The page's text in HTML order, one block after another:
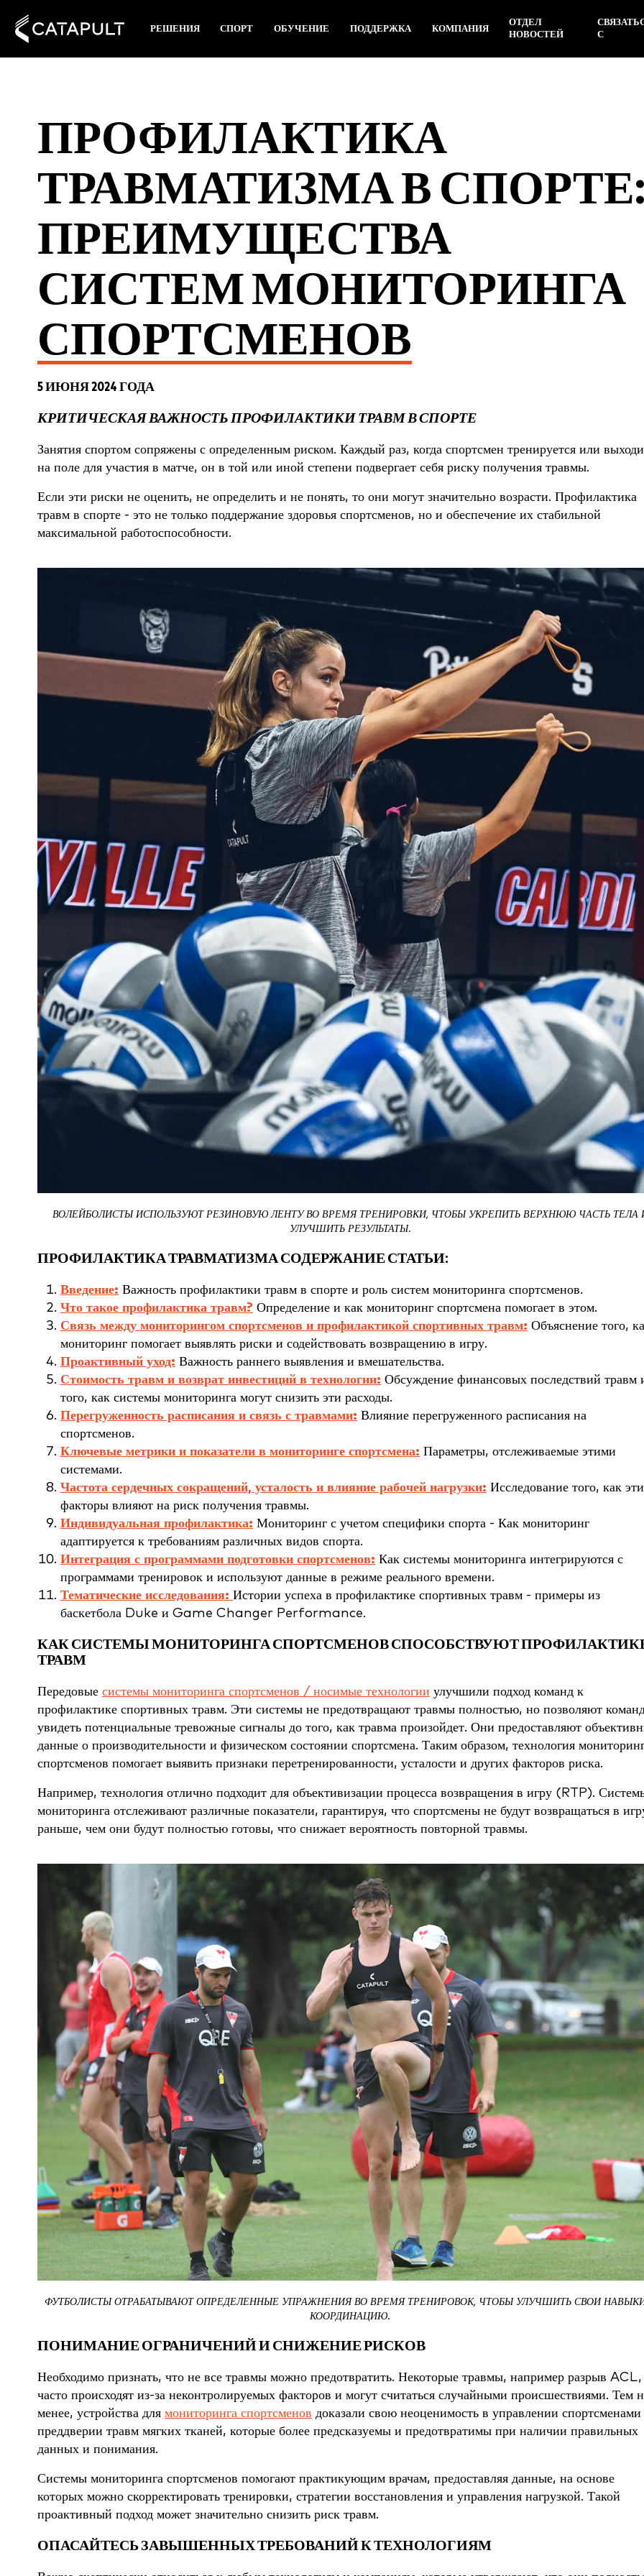
РЕШЕНИЯ СПОРТ ОБУЧЕНИЕ ПОДДЕРЖКА КОМПАНИЯ
ОТДЕЛ
НОВОСТЕЙ
С
ПРОФИЛАКТИКА
ТРАВМАТИЗМА В
ПРЕИМУЩЕСТВА
СИСТЕМ МОНИТОРИНГА
СПОРТСМЕНОВ
5 ИЮНЯ 2024 ГОДА
КРИТИЧЕСКАЯ ВАЖНОСТЬ ПРОФИЛАКТИКИ ТРАВМ В СПОРТЕ
Занятия спортом сопряжены с определенным риском. Каждый раз, когда спортсмен тренируется или
на поле для участия в матче, он в той или иной степени подвергает себя риску получения травмы.
Если эти риски не оценить, не определить и не понять, то они могут значительно возрасти. Профилактика
травм в спорте - это не только поддержание здоровья спортсменов, но и обеспечение их стабильной
максимальной работоспособности.
ВОЛЕЙБОЛИСТЫ ИСПОЛЬЗУЮТ РЕЗИНОВУЮ ЛЕНТУ ВО ВРЕМЯ ТРЕНИРОВКИ, ЧТОБЫ УКРЕПИТЬ ВЕРХНЮЮ ЧАСТЬ ТЕЛА
УЛУЧШИТЬ РЕЗУЛЬТАТЫ.
ПРОФИЛАКТИКА ТРАВМАТИЗМА СОДЕРЖАНИЕ СТАТЬИ:
Введение: Важность профилактики травм в спорте и роль систем мониторинга спортсменов.
Что такое профилактика травм? Определение и как мониторинг спортсмена помогает в этом.
Связь между мониторингом спортсменов и профилактикой спортивных травм: Объяснение того,
мониторинг помогает выявлять риски и содействовать возвращению в игру.
Проактивный уход: Важность раннего выявления и вмешательства.
Стоимость травм и возврат инвестиций в технологии: Обсуждение финансовых последствий травм
того, как системы мониторинга могут снизить эти расходы.
Перегруженность расписания и связь с травмами: Влияние перегруженного расписания на
спортсменов.
Ключевые метрики и показатели в мониторинге спортсмена: Параметры, отслеживаемые этими
системами.
Частота сердечных сокращений, усталость и влияние рабочей нагрузки: Исследование того, как эти
факторы влияют на риск получения травмы.
Индивидуальная профилактика: Мониторинг с учетом специфики спорта - Как мониторинг
адаптируется к требованиям различных видов спорта.
Интеграция с программами подготовки спортсменов: Как системы мониторинга интегрируются с
программами тренировок и используют данные в режиме реального времени.
Тематические исследования: Истории успеха в профилактике спортивных травм - примеры из
баскетбола Duke и Game Changer Performance.
КАК СИСТЕМЫ МОНИТОРИНГА СПОРТСМЕНОВ СПОСОБСТВУЮТ
ТРАВМ
Передовые системы мониторинга спортсменов / носимые технологии улучшили подход команд к
профилактике спортивных травм. Эти системы не предотвращают травмы полностью, но позволяют
увидеть потенциальные тревожные сигналы до того, как травма произойдет. Они предоставляют
данные о производительности и физическом состоянии спортсмена. Таким образом, технология
спортсменов помогает выявить признаки перетренированности, усталости и других факторов риска.
Например, технология отлично подходит для объективизации процесса возвращения в игру (RTP).
мониторинга отслеживают различные показатели, гарантируя, что спортсмены не будут возвращаться в
раньше, чем они будут полностью готовы, что снижает вероятность повторной травмы.
ФУТБОЛИСТЫ ОТРАБАТЫВАЮТ ОПРЕДЕЛЕННЫЕ УПРАЖНЕНИЯ ВО ВРЕМЯ ТРЕНИРОВОК, ЧТОБЫ УЛУЧШИТЬ СВОИ
КООРДИНАЦИЮ.
ПОНИМАНИЕ ОГРАНИЧЕНИЙ И СНИЖЕНИЕ РИСКОВ
Необходимо признать, что не все травмы можно предотвратить. Некоторые травмы, например разрыв ACL,
часто происходят из-за неконтролируемых факторов и могут считаться случайными происшествиями. Тем
менее, устройства для мониторинга спортсменов доказали свою неоценимость в управлении спортсменами
преддверии травм мягких тканей, которые более предсказуемы и предотвратимы при наличии правильных
данных и понимания.
Системы мониторинга спортсменов помогают практикующим врачам, предоставляя данные, на основе
которых можно скорректировать тренировки, стратегии восстановления и управления нагрузкой. Такой
проактивный подход может значительно снизить риск травм.
ОПАСАЙТЕСЬ ЗАВЫШЕННЫХ ТРЕБОВАНИЙ К ТЕХНОЛОГИЯМ